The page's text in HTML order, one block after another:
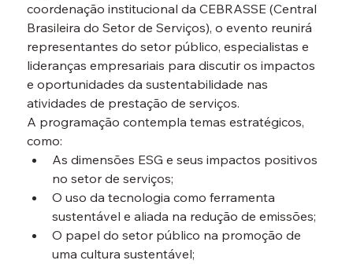
coordenação institucional da CEBRASSE (Central
Brasileira do Setor de Serviços), o evento reunirá
representantes do setor público, especialistas e
lideranças empresariais para discutir os impactos
e oportunidades da sustentabilidade nas
atividades de prestação de serviços.
A programação contempla temas estratégicos,
como:
As dimensões ESG e seus impactos positivos
no setor de serviços;
O uso da tecnologia como ferramenta
sustentável e aliada na redução de emissões;
O papel do setor público na promoção de
uma cultura sustentável;